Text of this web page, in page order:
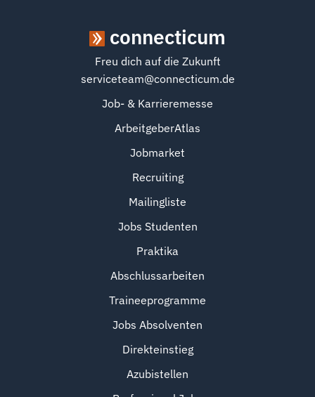
connecticum
Freu dich auf die Zukunft
serviceteam@connecticum.de
Job- & Karrieremesse
ArbeitgeberAtlas
Jobmarket
Recruiting
Mailingliste
Jobs Studenten
Praktika
Abschlussarbeiten
Traineeprogramme
Jobs Absolventen
Direkteinstieg
Azubistellen